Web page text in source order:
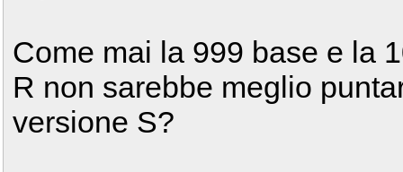
Come mai la 999 base e la
R non sarebbe meglio
versione S?